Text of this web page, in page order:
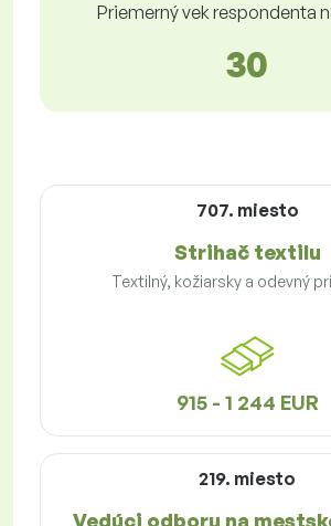
Priemerný vek respondenta
30
707. miesto
Strihač textilu
Textilný, kožiarsky a odevný
915 - 1 244 EUR
219. miesto
Vedúci odboru na